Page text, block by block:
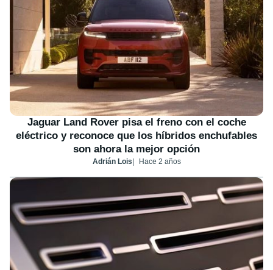
Jaguar Land Rover pisa el freno con el coche
eléctrico y reconoce que los híbridos enchufables
son ahora la mejor opción
Adrián Lois Hace 2 años